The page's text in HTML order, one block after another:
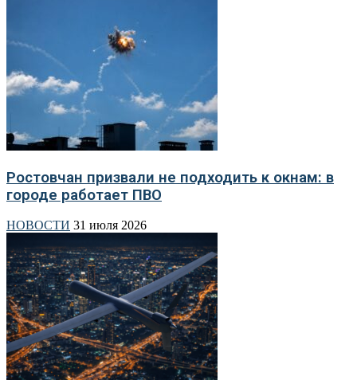
Ростовчан призвали не подходить к окнам: в
городе работает ПВО
НОВОСТИ 31 июля 2026